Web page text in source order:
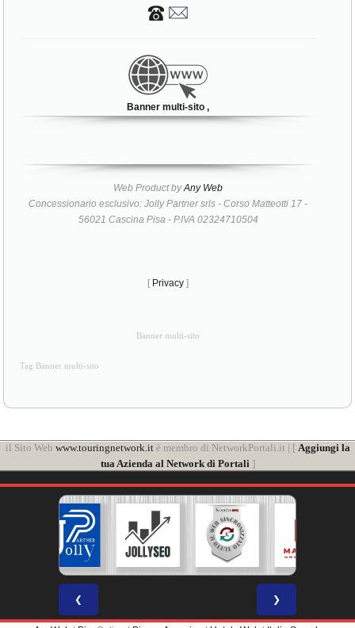
Banner multi-sito ,
Web Product byAny Web
Concessionario esclusivo: Jolly Partner srls - Corso Matteotti 17 -
56021 Cascina Pisa - P.IVA 02324710504
[ Privacy ]
Banner multi-sito
Tag Banner multi-sito
il Sito Web www.touringnetwork.itè membro di NetworkPortali.it | [ Aggiungi la
tua Azienda al Network di Portali]
❮ ❯